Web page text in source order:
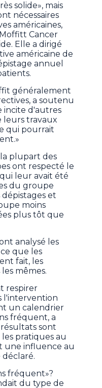
solide», mais
nécessaires
américaines,
Cancer
Elle a dirigé
américaine de
annuel
généralement
a soutenu
incite d'autres
leurs travaux
qui pourrait
plupart des
ont respecté le
leur avait été
du groupe
et
moins
plus tôt que
analysé les
que les
fait, les
mêmes.
respirer
l'intervention
un calendrier
fréquent, a
sont
pratiques au
une influence au
déclaré.
fréquent»?
du type de